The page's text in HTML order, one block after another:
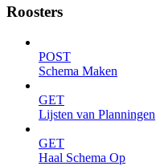
Roosters
POST
Schema Maken
GET
Lijsten van Planningen
GET
Haal Schema Op